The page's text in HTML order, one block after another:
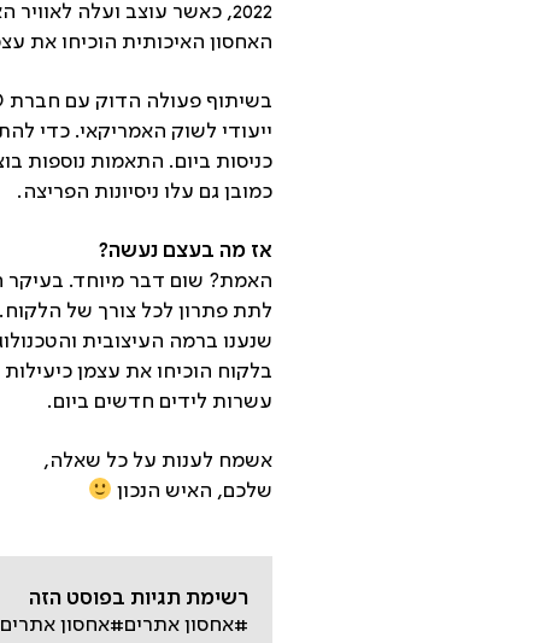
2022, כאשר עוצב ועלה
האחסון האיכותית הוכיחו את
כמובן גם עלו ניסיונות הפריצה.
אז מה בעצם נעשה?
האמת? שום דבר מיוחד. בעיקר
לתת פתרון לכל צורך של
שנענו ברמה העיצובית
בלקוח הוכיחו את עצמן
עשרות לידים חדשים ביום.
אשמח לענות על כל שאלה,
שלכם, האיש הנכון
רשימת תגיות בפוסט הזה
#אחסון אתרים#אחסון